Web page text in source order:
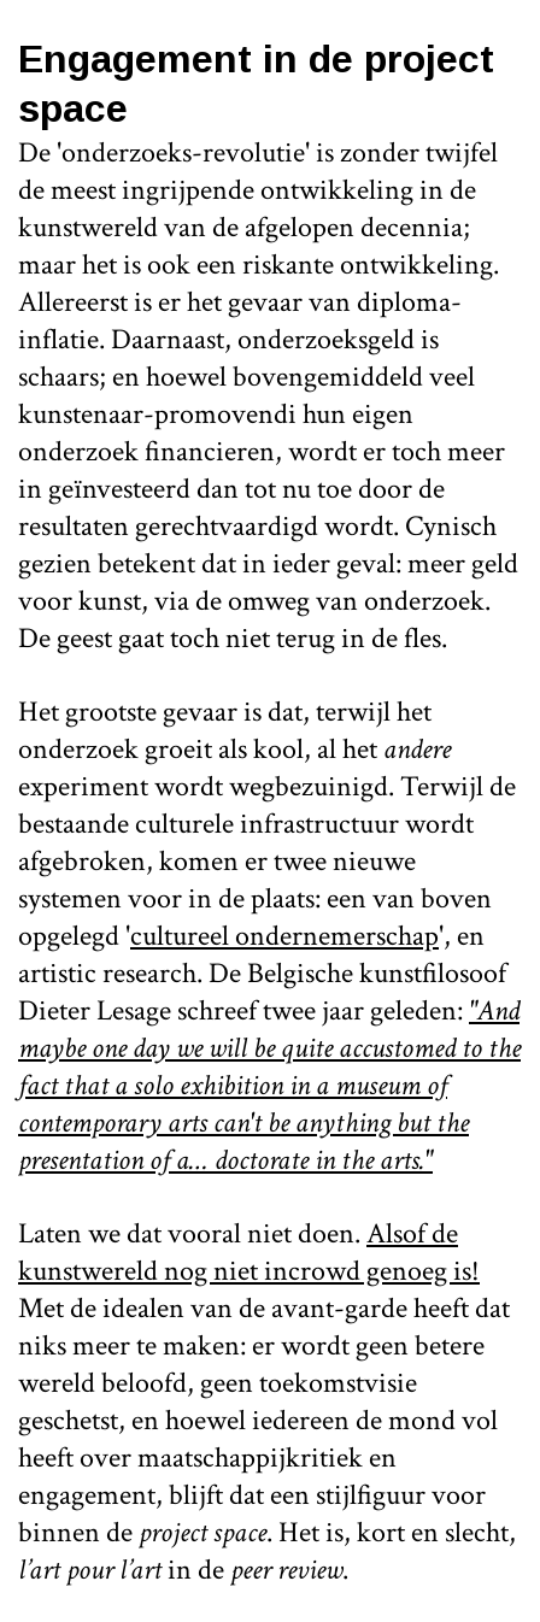
Engagement in de project
space
De 'onderzoeks-revolutie' is zonder twijfel
de meest ingrijpende ontwikkeling in de
kunstwereld van de afgelopen decennia;
maar het is ook een riskante ontwikkeling.
Allereerst is er het gevaar van diploma-
inflatie. Daarnaast, onderzoeksgeld is
schaars; en hoewel bovengemiddeld veel
kunstenaar-promovendi hun eigen
onderzoek financieren, wordt er toch meer
in geïnvesteerd dan tot nu toe door de
resultaten gerechtvaardigd wordt. Cynisch
gezien betekent dat in ieder geval: meer geld
voor kunst, via de omweg van onderzoek.
De geest gaat toch niet terug in de fles.
Het grootste gevaar is dat, terwijl het
onderzoek groeit als kool, al hetandere
experiment wordt wegbezuinigd. Terwijl de
bestaande culturele infrastructuur wordt
afgebroken, komen er twee nieuwe
systemen voor in de plaats: een van boven
opgelegd 'cultureel ondernemerschap', en
artistic research. De Belgische kunstfilosoof
Dieter Lesage schreef twee jaar geleden: "And
maybe one day we will be quite accustomed to the
fact that a solo exhibition in a museum of
contemporary arts can't be anything but the
presentation of a… doctorate in the arts."
Laten we dat vooral niet doen.Alsof de
kunstwereld nog niet incrowd genoeg is!
Met de idealen van de avant-garde heeft dat
niks meer te maken: er wordt geen betere
wereld beloofd, geen toekomstvisie
geschetst, en hoewel iedereen de mond vol
heeft over maatschappijkritiek en
engagement, blijft dat een stijlfiguur voor
binnen de project space. Het is, kort en slecht,
l’art pour l’artin de peer review.